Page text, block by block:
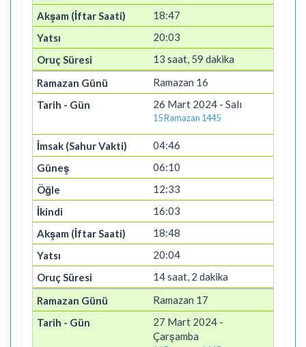
18:47
20:03
13 saat, 59 dakika
Ramazan 16
26 Mart 2024 - Salı
15 Ramazan 1445
04:46
06:10
12:33
16:03
18:48
20:04
14 saat, 2 dakika
Ramazan 17
27 Mart 2024 -
Çarşamba